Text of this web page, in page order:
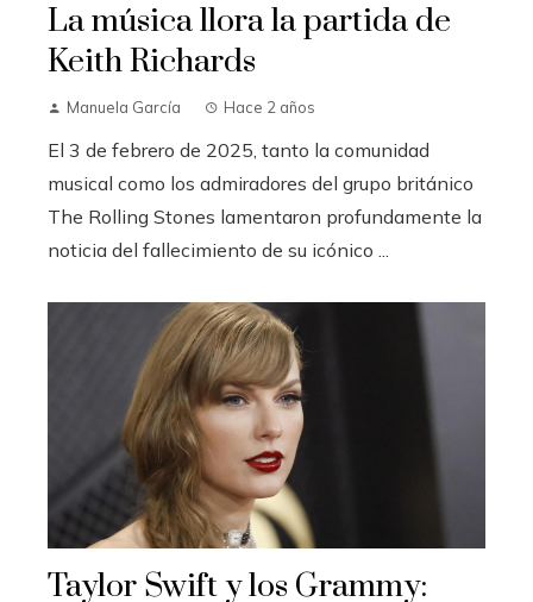
La música llora la partida de
Keith Richards
Manuela García Hace 2 años
El 3 de febrero de 2025, tanto la comunidad
musical como los admiradores del grupo británico
The Rolling Stones lamentaron profundamente la
noticia del fallecimiento de su icónico ...
Taylor Swift y los Grammy: